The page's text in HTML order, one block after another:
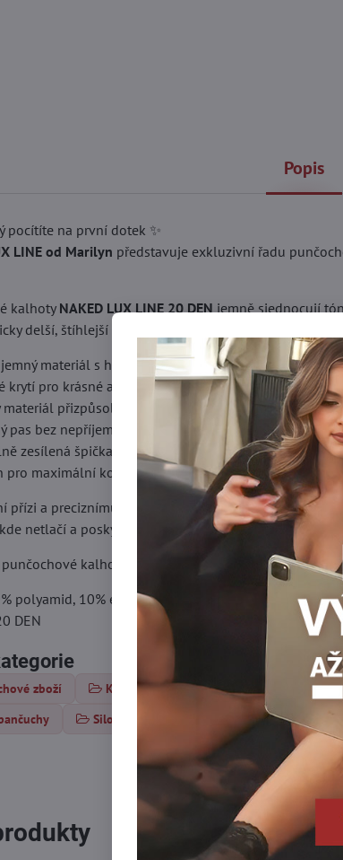
Popis
pocítíte na první dotek ✨
LINE od Marilyn představuje exkluzivní řadu
kalhotyNAKED LUX LINE 20 DENjemně sjednocují tón
delší, štíhlejší a dokonale upravené – přesně tak, jak
materiál s hedvábným efektem
krytí pro krásné a sjednocené nohy
přizpůsobující se jako druhá kůže
pas bez nepříjemného tlaku
zesílená špička pro vyšší odolnost
pro maximální komfort při nošení
přízi a preciznímu zpracování jsou tyto punčochové
netlačí a poskytuje pocit druhé kůže.
kalhoty, které spojují eleganci, komfort a
polyamid, 10% elastan, 1% bavlna
DEN
zboží Klasické punčochy Tenké punčochy
Silonky 15-20 DEN
Facebook